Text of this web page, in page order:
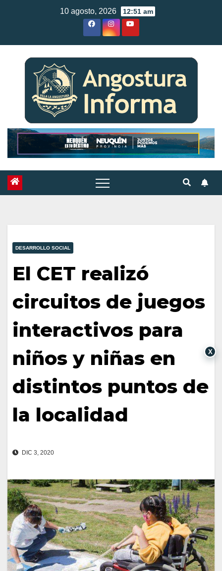
10 agosto, 2026 12:51 am
DESARROLLO SOCIAL
El CET realizó
circuitos de juegos
interactivos para
niños y niñas en
distintos puntos de
la localidad
DIC 3, 2020
X